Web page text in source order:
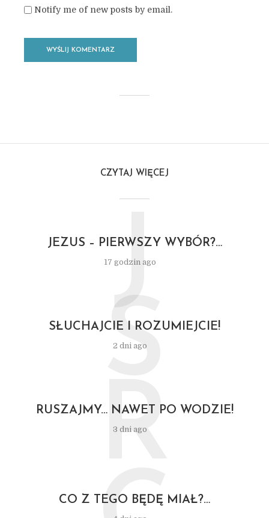
Notify me of new posts by email.
CZYTAJ WIĘCEJ
JEZUS – PIERWSZY WYBÓR?…
17 godzin ago
J
SŁUCHAJCIE I ROZUMIEJCIE!
2 dni ago
S
RUSZAJMY… NAWET PO WODZIE!
3 dni ago
R
CO Z TEGO BĘDĘ MIAŁ?…